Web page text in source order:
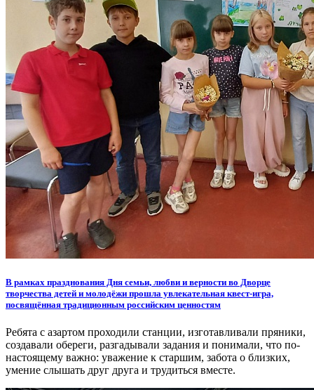
В рамках празднования Дня семьи, любви и верности во Дворце
творчества детей и молодёжи прошла увлекательная квест-игра,
посвящённая традиционным российским ценностям
Ребята с азартом проходили станции, изготавливали пряники,
создавали обереги, разгадывали задания и понимали, что по-
настоящему важно: уважение к старшим, забота о близких,
умение слышать друг друга и трудиться вместе.